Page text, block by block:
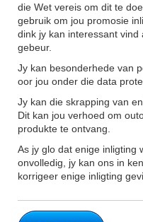
die Wet vereis om dit te
gebruik om jou promosie
dink jy kan interessant
gebeur.
Jy kan besonderhede van
oor jou onder die data
Jy kan die skrapping van
Dit kan jou verhoed om
produkte te ontvang.
As jy glo dat enige inligting
onvolledig, jy kan ons in
korrigeer enige inligting